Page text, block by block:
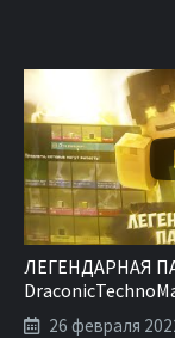
ЛЕГЕНДАРНАЯ
#3 - Майнкрафт
26 февраля